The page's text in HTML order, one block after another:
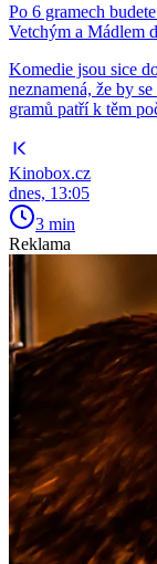
Po 6 gramech
Vetchým a Mádlem
Komedie jsou sice
neznamená, že by
gramů patří k těm
Kinobox.cz
dnes, 13:05
3 min
Reklama